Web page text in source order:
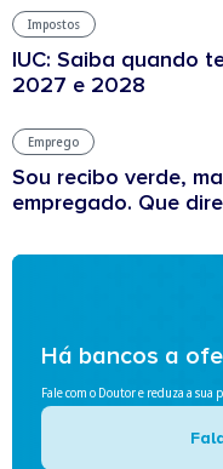
Impostos
IUC: Saiba quando
2027 e 2028
Emprego
Sou recibo verde,
empregado. Que
Há bancos a
Fale com o Doutor e reduza a sua